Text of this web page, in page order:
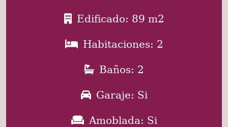
Edificado: 89 m2
Habitaciones: 2
Baños: 2
Garaje: Si
Amoblada: Si